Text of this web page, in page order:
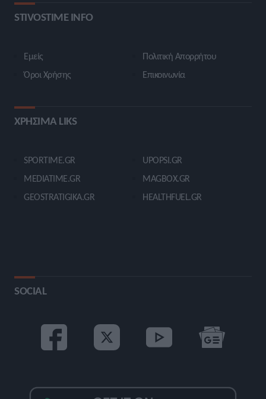
STIVOSTIME INFO
Εμείς
Όροι Χρήσης
Πολιτική Απορρήτου
Επικοινωνία
ΧΡΗΣΙΜΑ LIKS
SPORTIME.GR
MEDIATIME.GR
GEOSTRATIGIKA.GR
UPOPSI.GR
MAGBOX.GR
HEALTHFUEL.GR
SOCIAL